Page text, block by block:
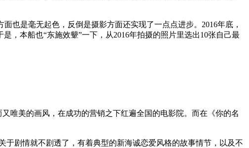
也是毫无起色，反倒是摄影方面还实现了一点点进步。2016年底，
，本船也“东施效颦”一下，从2016年拍摄的照片里选出10张自己最
美的画风，在成功的营销之下红遍全国的电影院。而在《你的名
剧情就不剧透了，有着典型的新海诚恋爱风格的故事情节，以及不